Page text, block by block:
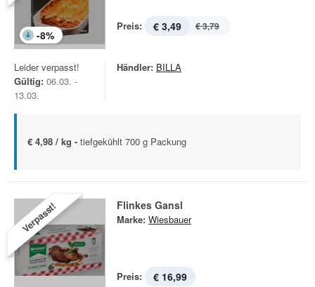
-8%
Preis: € 3,49 € 3,79
Leider verpasst!
Gültig: 06.03. -
13.03.
Händler: BILLA
€ 4,98 / kg - tiefgekühlt 700 g Packung
Verpasst! Flinkes Gansl
Marke: Wiesbauer
Preis: € 16,99